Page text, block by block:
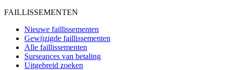
FAILLISSEMENTEN
Nieuwe faillissementen
Gewijzigde faillissementen
Alle faillissementen
Surseances van betaling
Uitgebreid zoeken